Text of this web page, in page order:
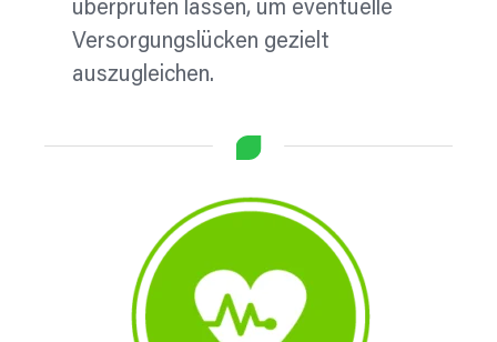
überprüfen lassen, um eventuelle
Versorgungslücken gezielt
auszugleichen.